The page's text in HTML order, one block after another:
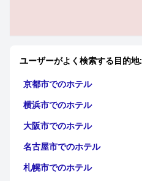
ユーザーがよく検索する目的地:
京都市でのホテル
横浜市でのホテル
大阪市でのホテル
名古屋市でのホテル
札幌市でのホテル